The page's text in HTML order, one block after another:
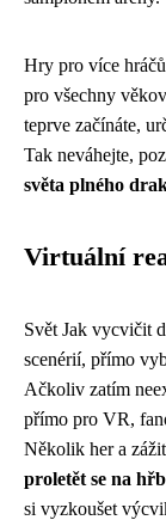
Hry pro více
pro všechny
teprve začínáte,
Tak neváhejte,
světa plného
Virtuální
Svět Jak vycvičit
scenérií, přímo
Ačkoliv zatím
přímo pro VR,
Několik her a
proletět se na
si vyzkoušet